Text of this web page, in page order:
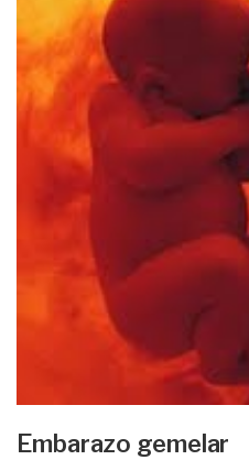
Embarazo gemelar